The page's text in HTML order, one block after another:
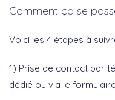
Comment ça se
Voici les 4 étapes à
1) Prise de contact par
dédié ou via le